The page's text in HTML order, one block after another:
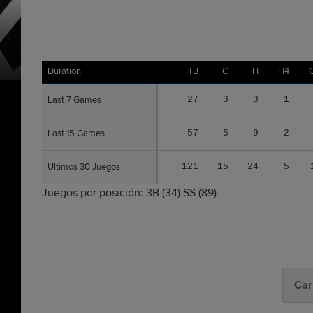
Duration TB C H H4
Last 7 Games 27 3 3 1
Last 15 Games 57 5 9 2
Ultimos 30 Juegos 121 15 24 5
Duration
Last 7 Games
Last 15 Games
Ultimos 30 Juegos
Juegos por posición: 3B (34) SS (89)